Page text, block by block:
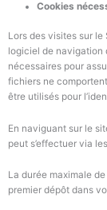
Cookies
Lors des visites sur le
logiciel de navigation
nécessaires pour
fichiers ne
être utilisés pour
En naviguant sur le
peut s’effectuer via
La durée maximale
premier dépôt dans